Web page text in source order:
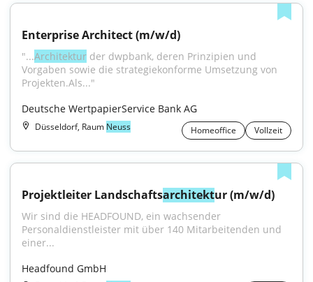
Enterprise Architect (m/w/d)
"...Architektur der dwpbank, deren Prinzipien und
Vorgaben sowie die strategiekonforme Umsetzung von
Projekten.Als..."
Deutsche WertpapierService Bank AG
Düsseldorf, Raum Neuss Homeoffice Vollzeit
Projektleiter Landschaftsarchitektur (m/w/d)
Wir sind die HEADFOUND, ein wachsender
Personaldienstleister mit über 140 Mitarbeitenden und
einer...
Headfound GmbH